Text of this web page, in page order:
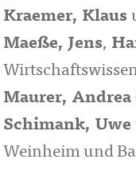
Kraemer, Klaus
Maeße, Jens,
Maurer, Andrea
Schimank, Uwe
Weinheim und